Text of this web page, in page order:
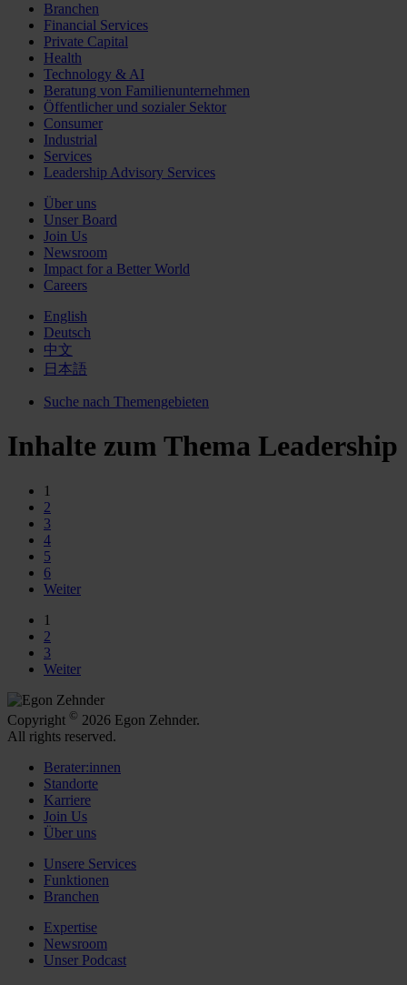
Branchen
Financial Services
Private Capital
Health
Technology & AI
Beratung von Familienunternehmen
Öffentlicher und sozialer Sektor
Consumer
Industrial
Services
Leadership Advisory Services
Über uns
Unser Board
Join Us
Newsroom
Impact for a Better World
Careers
English
Deutsch
中文
日本語
Suche nach Themengebieten
Inhalte zum Thema Leadership
1
2
3
4
5
6
Weiter
1
2
3
Weiter
Copyright © 2026 Egon Zehnder.
All rights reserved.
Berater:innen
Standorte
Karriere
Join Us
Über uns
Unsere Services
Funktionen
Branchen
Expertise
Newsroom
Unser Podcast